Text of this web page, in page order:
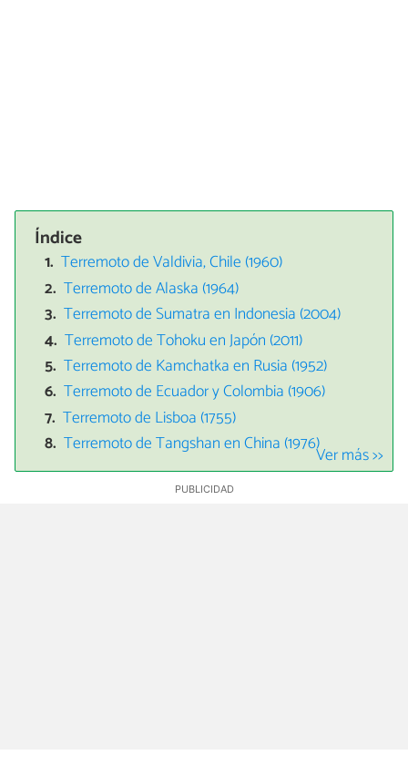
Índice
Terremoto de Valdivia, Chile (1960)
Terremoto de Alaska (1964)
Terremoto de Sumatra en Indonesia (2004)
Terremoto de Tohoku en Japón (2011)
Terremoto de Kamchatka en Rusia (1952)
Terremoto de Ecuador y Colombia (1906)
Terremoto de Lisboa (1755)
Terremoto de Tangshan en China (1976)Ver más >>